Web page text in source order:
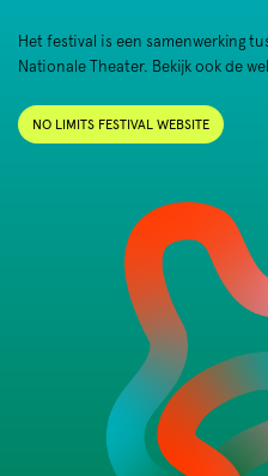
Het festival is een samenwerking
Nationale Theater. Bekijk ook de
NO LIMITS FESTIVAL WEBSITE